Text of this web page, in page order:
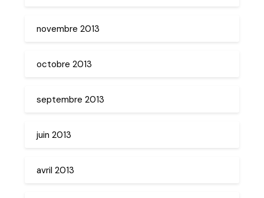
novembre 2013
octobre 2013
septembre 2013
juin 2013
avril 2013